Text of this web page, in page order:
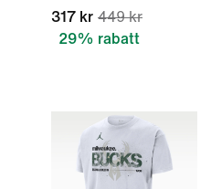
317 kr 449 kr
29% rabatt